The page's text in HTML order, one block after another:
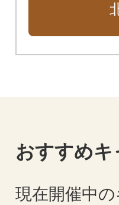
おすすめ
現在開催中